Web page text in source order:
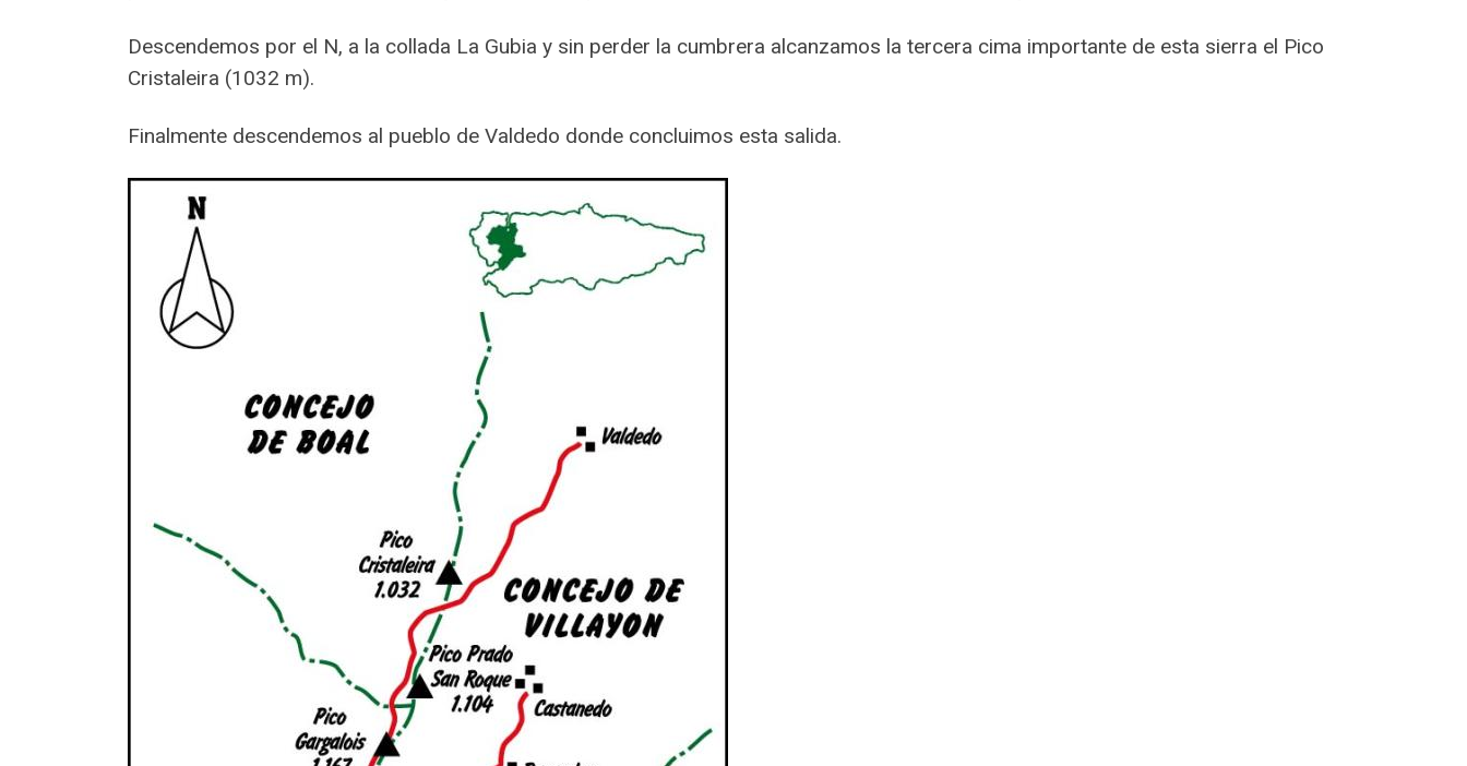
Descendemos por el N, a la collada La Gubia y sin perder la cumbrera alcanzamos la tercera cima importante de esta sierra el Pico
Cristaleira (1032 m).
Finalmente descendemos al pueblo de Valdedo donde concluimos esta salida.